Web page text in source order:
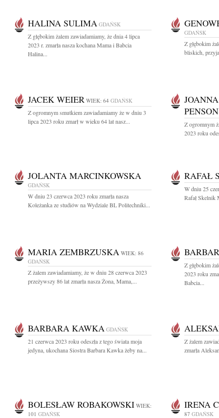
HALINA SULIMA GDAŃSK
Z głębokim żalem zawiadamiamy, że dnia 4 lipca
2023 r. zmarła nasza kochana Mama i Babcia
Halina...
GDAŃSK
Z głębokim
bliskich,
JACEK WEIER WIEK: 64 GDAŃSK
Z ogromnym smutkiem zawiadamiamy że w dniu 3
lipca 2023 roku zmarł w wieku 64 lat nasz...
PENSON
Z ogromnym
2023 roku
JOLANTA MARCINKOWSKA
GDAŃSK
W dniu 23 czerwca 2023 roku zmarła nasza
Koleżanka ze studiów na Wydziale BL Politechniki...
RAFAŁ
W dniu 25
Rafał Skelnik
MARIA ZEMBRZUSKA WIEK: 86
GDAŃSK
Z żalem zawiadamiamy, że w dniu 28 czerwca 2023
przeżywszy 86 lat zmarła nasza Żona, Mama,...
Z głębokim
2023 roku
Babcia...
BARBARA KAWKA GDAŃSK
21 czerwca 2023 roku odeszła z tego świata moja
jedyna, ukochana Siostra Barbara Kawka żeby na...
Z żalem
zmarła
BOLESŁAW ROBAKOWSKI WIEK:
101 GDAŃSK
IRENA
87 GDAŃSK